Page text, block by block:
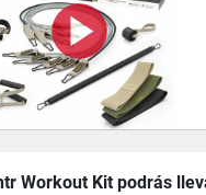
Workout Kit podrás